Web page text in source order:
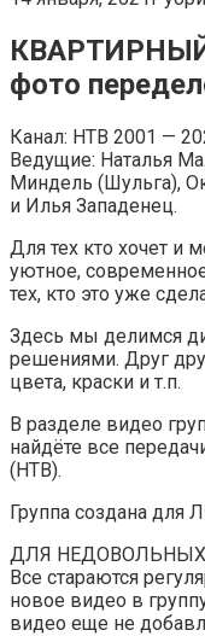
фото
Канал: НТВ 2001 —
Ведущие: Наталья
Миндель (Шульга),
и Илья Западенец.
Для тех кто хочет и
уютное,
тех, кто это уже
Здесь мы делимся
решениями. Друг
цвета, краски и т.п.
В разделе видео
найдёте все
(НТВ).
Группа создана
ДЛЯ
Все стараются
новое видео в
видео еще не